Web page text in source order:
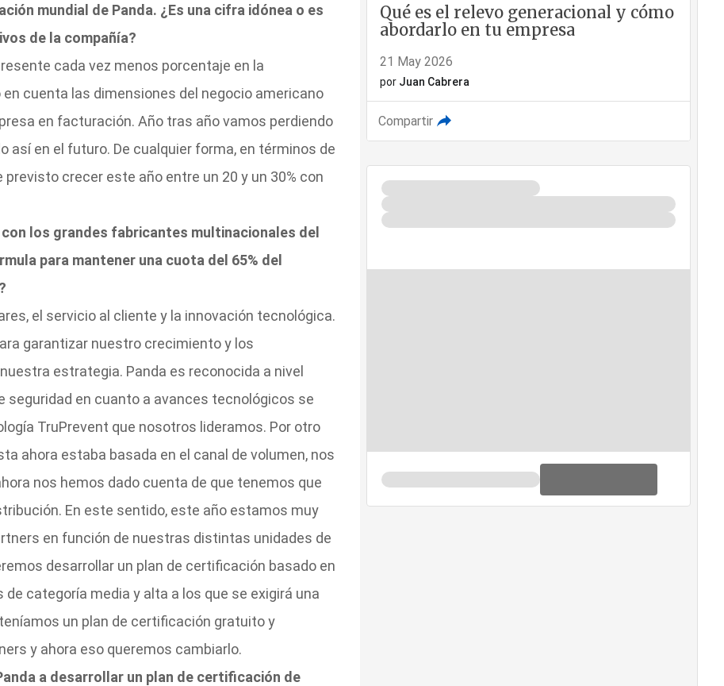
mundial de Panda. ¿Es una cifra idónea o es
de la compañía?
cada vez menos porcentaje en la
cuenta las dimensiones del negocio americano
en facturación. Año tras año vamos perdiendo
así en el futuro. De cualquier forma, en términos de
crecer este año entre un 20 y un 30% con
los grandes fabricantes multinacionales del
para mantener una cuota del 65% del
el servicio al cliente y la innovación tecnológica.
garantizar nuestro crecimiento y los
estrategia. Panda es reconocida a nivel
seguridad en cuanto a avances tecnológicos se
TruPrevent que nosotros lideramos. Por otro
ahora estaba basada en el canal de volumen, nos
nos hemos dado cuenta de que tenemos que
En este sentido, este año estamos muy
en función de nuestras distintas unidades de
desarrollar un plan de certificación basado en
categoría media y alta a los que se exigirá una
un plan de certificación gratuito y
y ahora eso queremos cambiarlo.
a desarrollar un plan de certificación de
Qué es el relevo generacional y cómo
abordarlo en tu empresa
21 May 2026
por Juan Cabrera
Compartir